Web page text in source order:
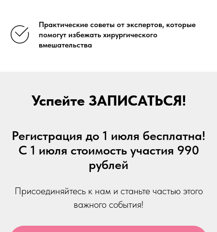
Практические советы от экспертов, которые
помогут избежать хирургического
вмешательства
Успейте ЗАПИСАТЬСЯ!
Регистрация до 1 июля бесплатна!
С 1 июля стоимость участия 990
рублей
Присоединяйтесь к нам и станьте частью этого
важного события!